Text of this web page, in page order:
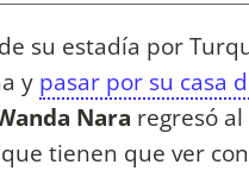
su estadía por
y pasar por su casa
Nara regresó
tienen que ver